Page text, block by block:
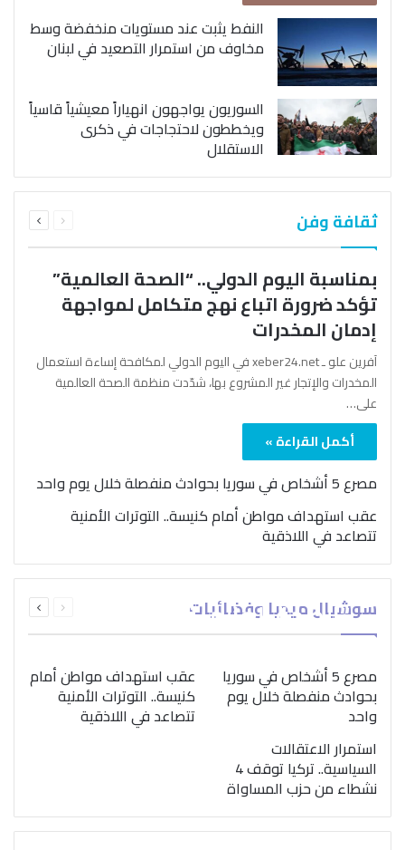
النفط يثبت عند مستويات منخفضة وسط
مخاوف من استمرار التصعيد في لبنان
السوريون يواجهون انهياراً معيشياً قاسياً
ويخططون لاحتجاجات في ذكرى
الاستقلال
ثقافة وفن الصفحةالصفحة
بمناسبة اليوم الدولي.. “الصحة العالمية”
تؤكد ضرورة اتباع نهج متكامل لمواجهة
إدمان المخدرات
آفرين علو ـ xeber24.net في اليوم الدولي لمكافحة إساءة استعمال
المخدرات والإتجار غير المشروع بها، شدّدت منظمة الصحة العالمية
على…
أكمل القراءة »
مصرع 5 أشخاص في سوريا بحوادث منفصلة خلال يوم واحد
عقب استهداف مواطن أمام كنيسة.. التوترات الأمنية
تتصاعد في اللاذقية
سوشيال ميديا وفضائيات الصفحةالصفحة
بمناسبة اليوم الدولي..
“الصحة العالمية” تؤكد
ضرورة اتباع نهج متكامل
لمواجهة إدمان المخدرات
مصرع 5 أشخاص في سوريا
بحوادث منفصلة خلال يوم
واحد
عقب استهداف مواطن أمام
كنيسة.. التوترات الأمنية
تتصاعد في اللاذقية
استمرار الاعتقالات
السياسية.. تركيا توقف 4
نشطاء من حزب المساواة